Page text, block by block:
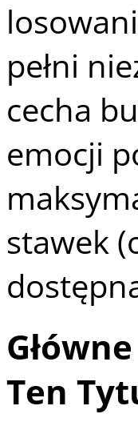
pełni
cecha
emocji
stawek
Ten